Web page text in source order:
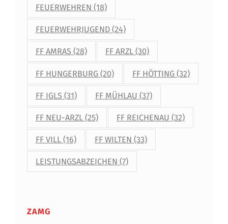
FEUERWEHREN (18)
FEUERWEHRJUGEND(24)
FF AMRAS (28) FF ARZL (30)
FF HUNGERBURG(20) FF HÖTTING (32)
FF IGLS (31) FF MÜHLAU (37)
FF NEU-ARZL(25) FF REICHENAU (32)
FF VILL(16) FF WILTEN (33)
LEISTUNGSABZEICHEN (7)
ZAMG